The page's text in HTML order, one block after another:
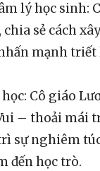
lý học sinh:
sẻ cách
mạnh triết
Cô giáo
– thoải mái
sự nghiêm
đến học trò.